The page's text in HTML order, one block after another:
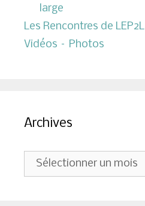
large
Les Rencontres de LEP2L
Vidéos – Photos
Archives
Archives